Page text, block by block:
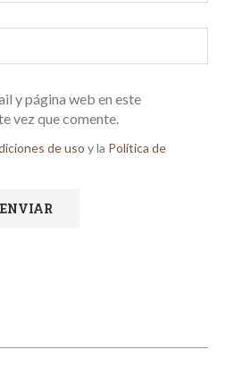
y página web en este
vez que comente.
de uso y la Política de